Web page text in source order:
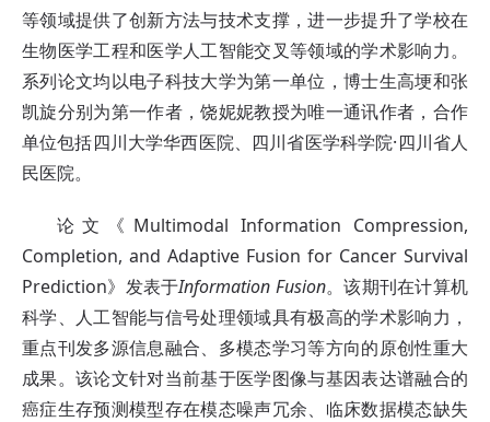
等领域提供了创新方法与技术支撑，进一步提升了学校在
生物医学工程和医学人工智能交叉等领域的学术影响力。
系列论文均以电子科技大学为第一单位，博士生高埂和张
凯旋分别为第一作者，饶妮妮教授为唯一通讯作者，合作
单位包括四川大学华西医院、四川省医学科学院·四川省人
民医院。
论文《Multimodal Information Compression,
Completion, and Adaptive Fusion for Cancer Survival
Prediction》发表于Information Fusion。该期刊在计算机
科学、人工智能与信号处理领域具有极高的学术影响力，
重点刊发多源信息融合、多模态学习等方向的原创性重大
成果。该论文针对当前基于医学图像与基因表达谱融合的
癌症生存预测模型存在模态噪声冗余、临床数据模态缺失